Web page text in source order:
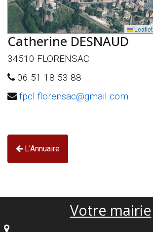
Leaflet
Catherine DESNAUD
34510 FLORENSAC
06 51 18 53 88
fpcl.florensac@gmail.com
L'Annuaire
Votre mairie